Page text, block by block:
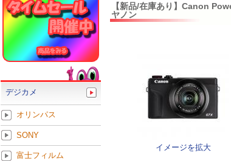
【新品/在庫あり】Canon
ヤノン
イメージを拡大
デジカメ
オリンパス
SONY
富士フィルム